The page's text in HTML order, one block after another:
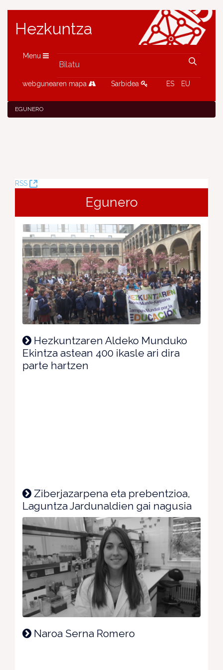
Hezkuntza
Menu
webgunearen mapa Sarbidea ES EU
EGUNERO
RSS
(Leiho
Egunero
Hezkuntzaren Aldeko Munduko
Ekintza astean 400 ikasle ari dira
parte hartzen
Ziberjazarpena eta prebentzioa,
Laguntza Jardunaldien gai nagusia
Naroa Serna Romero